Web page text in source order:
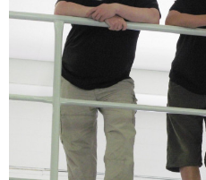
Luo uusi
Vaihda
LUE